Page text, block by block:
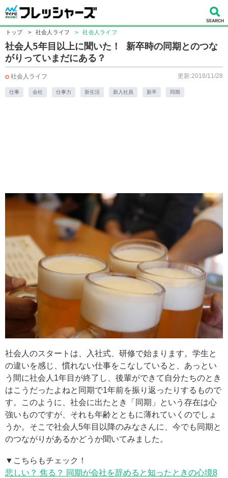
トップ > 社会人ライフ > 社会人ライフ
社会人5年目以上に聞いた！ 新卒時の同期とのつな
がりっていまだにある？
社会人ライフ 更新:2018/11/28
仕事 会社 仕事力 新生活 新入社員 新卒 同期
社会人のスタートは、入社式、研修で始まります。学生と
の違いを感じ、慣れない仕事をこなしていると、あっとい
う間に社会人1年目が終了し、後輩ができて自分たちのとき
はこうだったよねと同期で1年前を振り返ったりするもので
す。このように、社会に出たとき「同期」という存在は心
強いものですが、それも年齢とともに薄れていくのでしょ
うか。そこで社会人5年目以降のみなさんに、今でも同期と
のつながりがあるかどうか聞いてみました。
▼こちらもチェック！
悲しい？ 焦る？ 同期が会社を辞めると知ったときの心境8